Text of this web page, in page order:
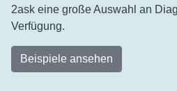
2ask eine große Auswahl an
Verfügung.
Beispiele ansehen